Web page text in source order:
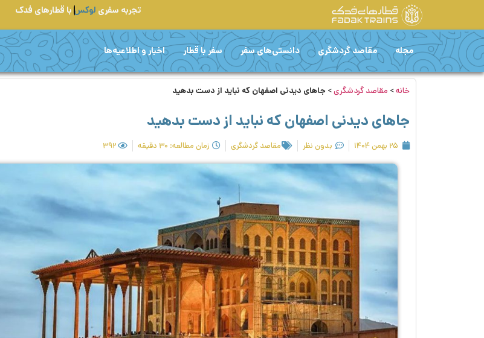
تجربه سفری لوکس با قطارهای فدک
مجله مقاصد گردشگری دانستی‌های سفر سفر با قطار اخبار و اطلاعیه‌ها
خانه> مقاصد گردشگری> جاهای دیدنی اصفهان که نباید از دست بدهید
جاهای دیدنی اصفهان که نباید از دست بدهید
۲۵ بهمن ۱۴۰۴ بدون نظر مقاصد گردشگری زمان مطالعه: ۳۰ دقیقه ۳۹۲